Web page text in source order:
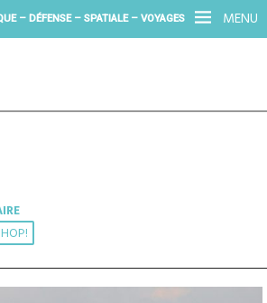
MENU
– DÉFENSE – SPATIALE – VOYAGES
HOP!